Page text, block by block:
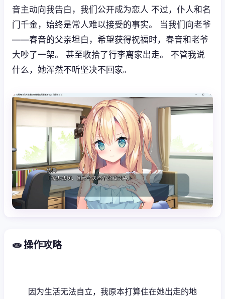
音主动向我告白，我们公开成为恋人 不过，仆人和名
门千金，始终是常人难以接受的事实。 当我们向老爷
——春音的父亲坦白，希望获得祝福时，春音和老爷
大吵了一架。 甚至收拾了行李离家出走。 不管我说
什么，她浑然不听坚决不回家。
🧫 操作攻略
因为生活无法自立，我原本打算住在她出走的地